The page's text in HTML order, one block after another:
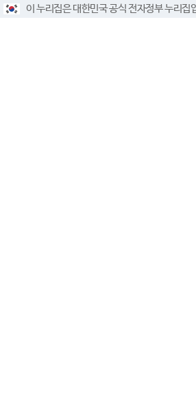
이 누리집은 대한민국 공식 전자정부 누리집